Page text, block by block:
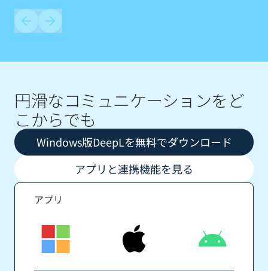
円滑なコミュニケーションをど
こからでも
アプリ
Windows版DeepLを無料でダウンロード
アプリと連携機能を見る